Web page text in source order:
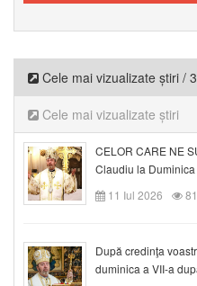
Cele mai vizualizate știri /
Cele mai vizualizate știri
CELOR CARE NE
Claudiu la
11 Iul 2026
După credinţa
duminica a VII-a